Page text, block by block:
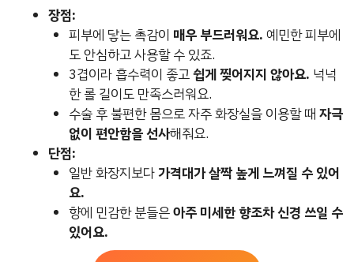
장점:
피부에 닿는 촉감이 매우 부드러워요. 예민한 피부에
도 안심하고 사용할 수 있죠.
3겹이라 흡수력이 좋고쉽게 찢어지지 않아요. 넉넉
한 롤 길이도 만족스러워요.
수술 후 불편한 몸으로 자주 화장실을 이용할 때 자극
없이 편안함을 선사해줘요.
단점:
일반 화장지보다 가격대가 살짝 높게 느껴질 수 있어
요.
향에 민감한 분들은아주 미세한 향조차 신경 쓰일 수
있어요.